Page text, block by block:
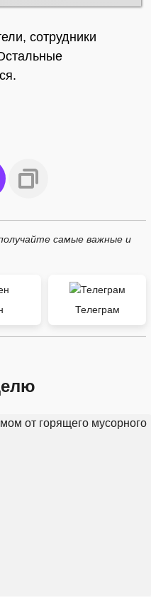
сотрудники
самые важные и
Телеграм